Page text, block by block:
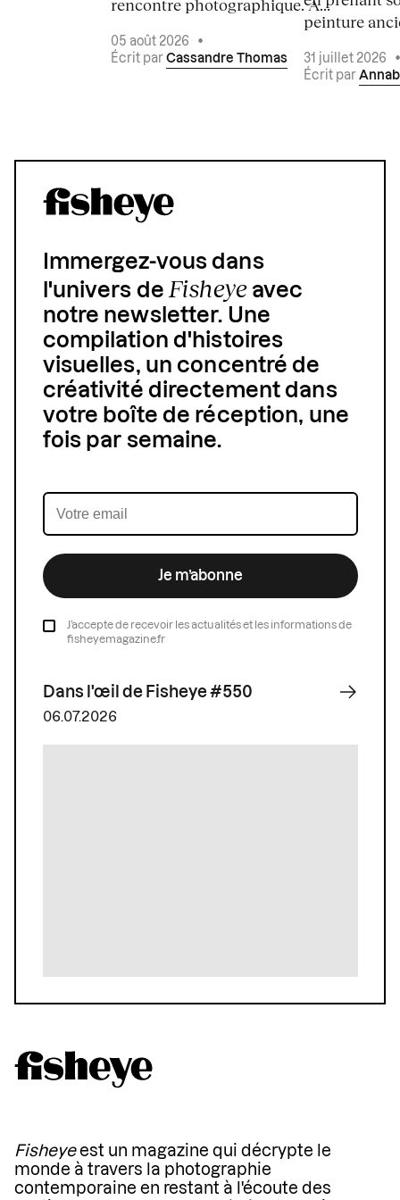
rencontre photographique. À...
05 août 2026
•
Écrit par Cassandre Thomas
peinture
31 juillet 2026
Écrit par
Immergez-vous dans
l'univers deFisheyeavec
notre newsletter. Une
compilation d'histoires
visuelles, un concentré de
créativité directement dans
votre boîte de réception, une
fois par semaine.
Je m’abonne
J’accepte de recevoir les actualités et les informations de
fisheyemagazine.fr
Dans l'œil de Fisheye #550
06.07.2026
Fisheyeest un magazine qui décrypte le
monde à travers la photographie
contemporaine en restant à l'écoute des